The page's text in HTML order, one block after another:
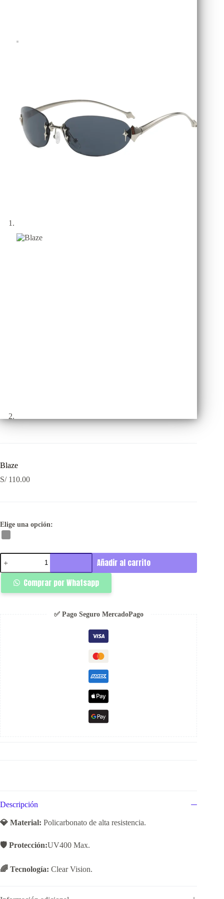
Blaze
S/110.00
Elige una opción:
Blaze
cantidad
Añadir al carrito
Comprar por Whatsapp
✅ Pago Seguro MercadoPago
Descripción
💎 Material: Policarbonato de alta resistencia.
🛡️ Protección:UV400 Max.
🌈 Tecnología: Clear Vision.